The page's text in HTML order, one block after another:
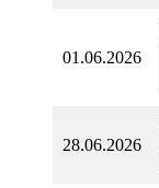
01.06.2026
28.06.2026